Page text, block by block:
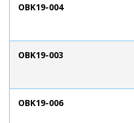
OBK19-004
OBK19-003
OBK19-006